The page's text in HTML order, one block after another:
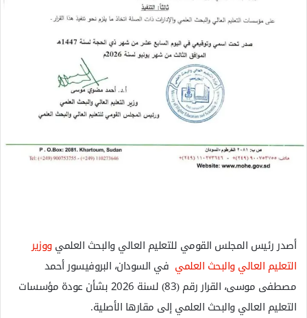
أصدر رئيس المجلس القومي للتعليم العالي والبحث العلميووزير
التعليم العالي والبحث العلمي في السودان، البروفيسور أحمد
مصطفى موسى، القرار رقم (83) لسنة 2026 بشأن عودة مؤسسات
التعليم العالي والبحث العلمي إلى مقارها الأصلية.